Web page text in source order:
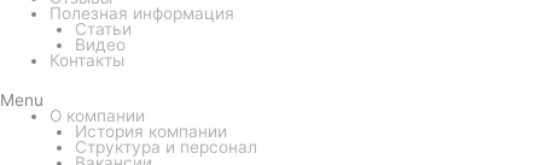
Полезная информация
Статьи
Видео
Контакты
Menu
О компании
История компании
Структура и персонал